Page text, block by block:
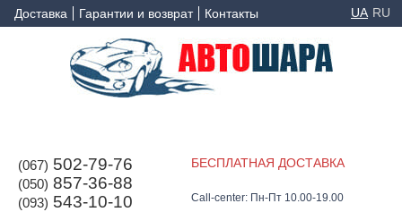
Доставка Гарантии и возврат Контакты UA RU
(067) 502-79-76
(050) 857-36-88
(093) 543-10-10
БЕСПЛАТНАЯ ДОСТАВКА
Call-center: Пн-Пт 10.00-19.00